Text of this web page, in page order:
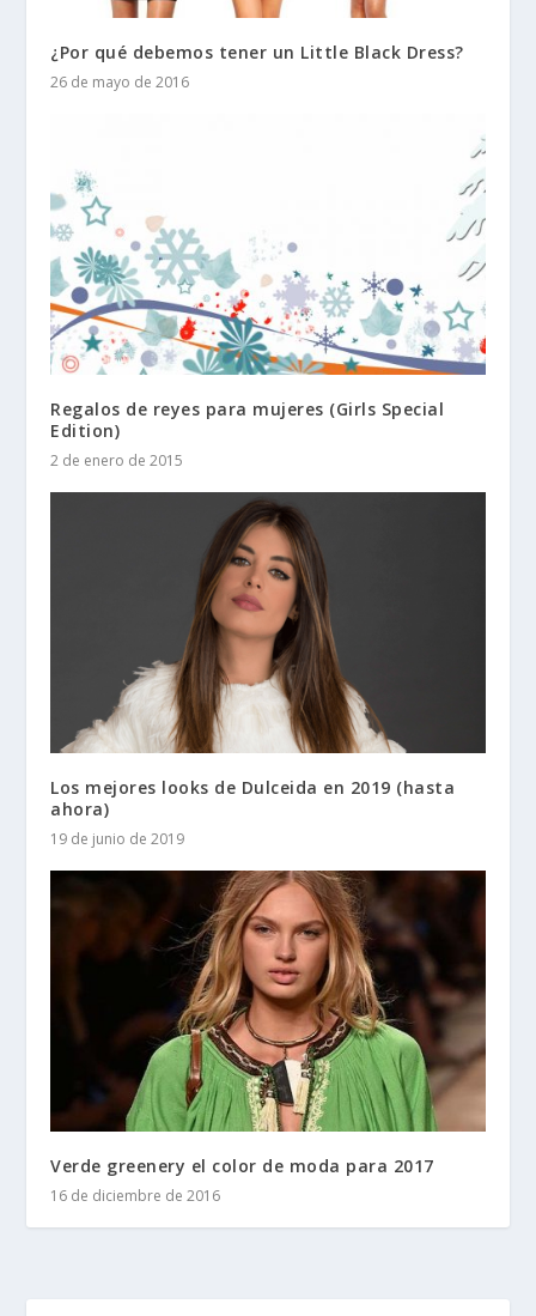
¿Por qué debemos tener un Little Black Dress?
26 de mayo de 2016
Regalos de reyes para mujeres (Girls Special
Edition)
2 de enero de 2015
Los mejores looks de Dulceida en 2019 (hasta
ahora)
19 de junio de 2019
Verde greenery el color de moda para 2017
16 de diciembre de 2016